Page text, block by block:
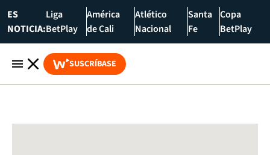
ES
NOTICIA:
Liga
BetPlay
América
de Cali
Atlético
Nacional
Santa
Fe
Copa
BetPlay
SUSCRÍBASE